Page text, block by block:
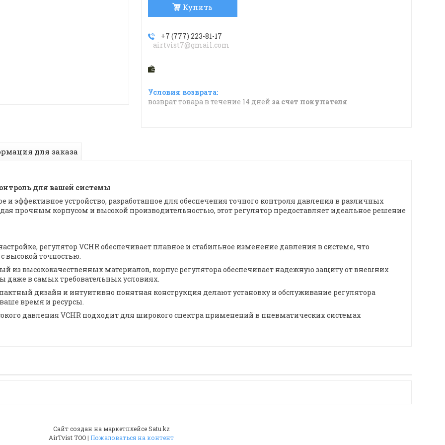
Купить
+7 (777) 223-81-17
airtvist7@gmail.com
возврат товара в течение 14 дней за счет покупателя
для заказа
для вашей системы
и эффективное устройство, разработанное для обеспечения точного контроля давления в различных
прочным корпусом и высокой производительностью, этот регулятор предоставляет идеальное решение
регулятор VCHR обеспечивает плавное и стабильное изменение давления в системе, что
высокой точностью.
из высококачественных материалов, корпус регулятора обеспечивает надежную защиту от внешних
даже в самых требовательных условиях.
дизайн и интуитивно понятная конструкция делают установку и обслуживание регулятора
время и ресурсы.
давления VCHR подходит для широкого спектра применений в пневматических системах
Сайт создан на маркетплейсеSatu.kz
AirTvist TOO | Пожаловаться на контент